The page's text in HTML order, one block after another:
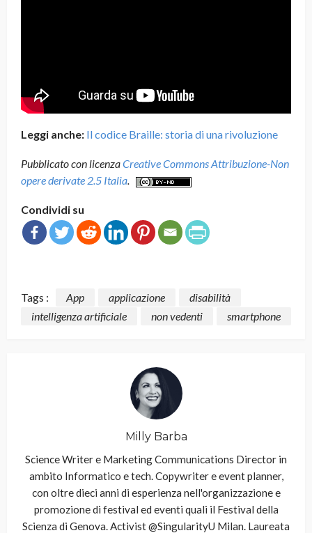
Leggi anche: Il codice Braille: storia di una rivoluzione
Pubblicato con licenzaCreative Commons Attribuzione-Non
opere derivate 2.5 Italia.
Condividi su
Tags : App applicazione
disabilità
intelligenza artificiale
non vedenti smartphone
Milly Barba
Science Writer e Marketing Communications Director in
ambito Informatico e tech. Copywriter e event planner,
con oltre dieci anni di esperienza nell'organizzazione e
promozione di festival ed eventi quali il Festival della
Scienza di Genova. Activist @SingularityU Milan. Laureata